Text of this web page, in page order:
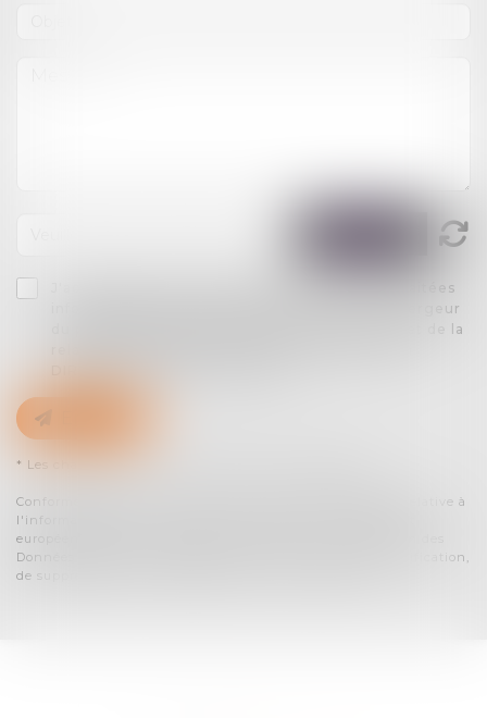
J'accepte que les informations saisies soient traitées
informatiquement par AARPI ARTLAW et l'hébergeur
du présent site dans le cadre de ma demande et de la
* Les champs suivis d'un astérisque sont obligatoires.
Conformément à la loi n°78-17 du 6 janvier 1978 modifiée relative à
l'informatique, aux fichiers et aux libertés, et au règlement
européen 2016/679, dit Règlement Général sur la Protection des
Données (RGPD), vous disposez d'un droit d'accès, de rectification,
de suppression des informations qui vous concernent.